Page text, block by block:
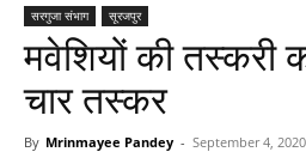
सरगुजा संभाग सूरजपुर
मवेशियों की तस्करी
चार तस्कर
By Mrinmayee Pandey - September 4, 2020